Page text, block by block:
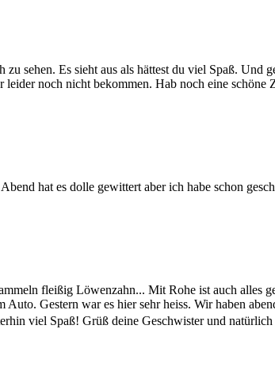
sehen. Es sieht aus als hättest du viel Spaß. Und
noch nicht bekommen. Hab noch eine schöne
hat es dolle gewittert aber ich habe schon
fleißig Löwenzahn... Mit Rohe ist auch alles
Gestern war es hier sehr heiss. Wir haben
viel Spaß! Grüß deine Geschwister und